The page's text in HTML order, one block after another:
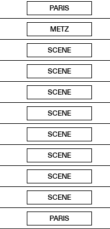
PARIS
METZ
SCENE
SCENE
SCENE
SCENE
SCENE
SCENE
SCENE
SCENE
PARIS